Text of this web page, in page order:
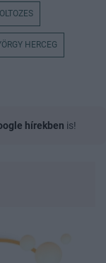
HERCEG
hírekben is!